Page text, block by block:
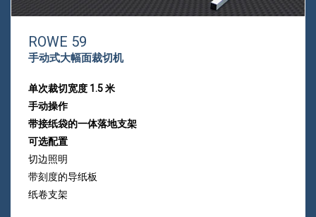
ROWE 59
手动式大幅面裁切机
单次裁切宽度 1.5 米
手动操作
带接纸袋的一体落地支架
可选配置
切边照明
带刻度的导纸板
纸卷支架